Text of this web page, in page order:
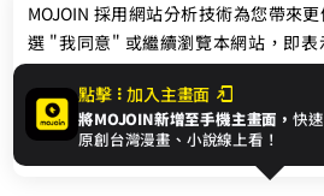
聯絡我們
© 2024 gamania Digital
點擊 加入主畫面
將MOJOIN新增至手機主畫面，快
原創台灣漫畫、小說線上看！
MOJOIN 採用網站分析技術為您帶來
選 "我同意" 或繼續瀏覽本網站，即
Cookie，欲瞭解更多資訊請見隱私權
我同意